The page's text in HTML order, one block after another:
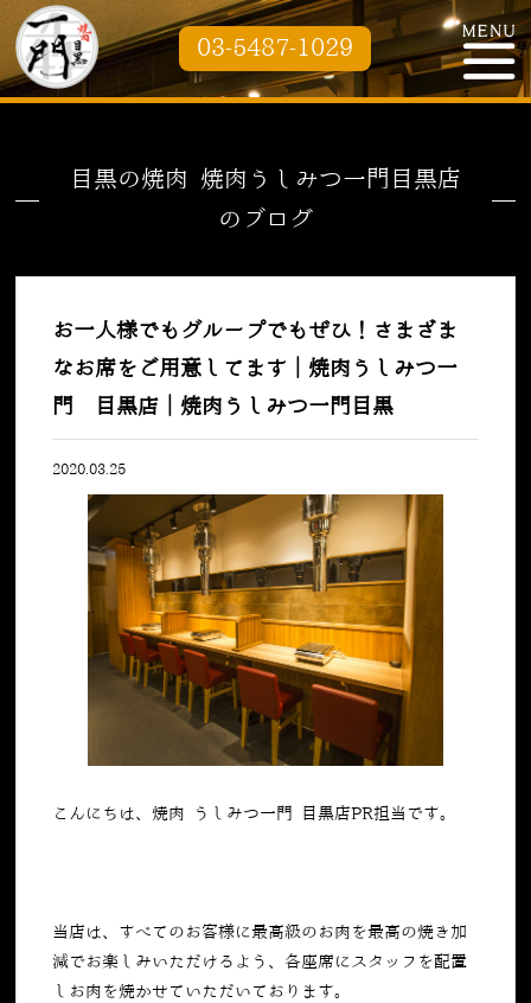
03-5487-1029
目黒の焼肉 焼肉うしみつ一門目黒店
のブログ
お一人様でもグループでもぜひ！さまざま
なお席をご用意してます｜焼肉うしみつ一
門 目黒店｜焼肉うしみつ一門目黒
2020.03.25
こんにちは、焼肉 うしみつ一門 目黒店PR担当です。
当店は、すべてのお客様に最高級のお肉を最高の焼き加
減でお楽しみいただけるよう、各座席にスタッフを配置
しお肉を焼かせていただいております。